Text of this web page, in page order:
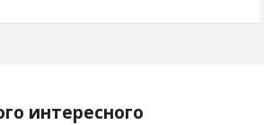
интересного